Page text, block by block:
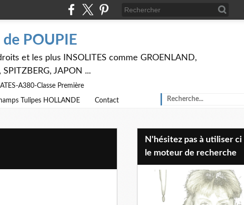
de POUPIE
et les plus INSOLITES comme GROENLAND,
JAPON ...
A380-Classe Première
Tulipes HOLLANDE Contact
N'hésitez pas à utiliser ci dessus
le moteur de recherche